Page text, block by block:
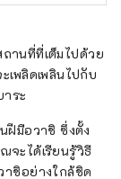
ล้อมทาง
เทศกาล
ซึ่งใหญ่ที่สุด
จำนวนมาก
ปุ่น นำศิลปะ
ในนาม “เมือง
ถานที่ที่เต็มไปด้วย
พลิดเพลินไปกับ
ระ
ฝีมือวาชิ ซึ่งตั้ง
จะได้เรียนรู้วิธี
ชิอย่างใกล้ชิด